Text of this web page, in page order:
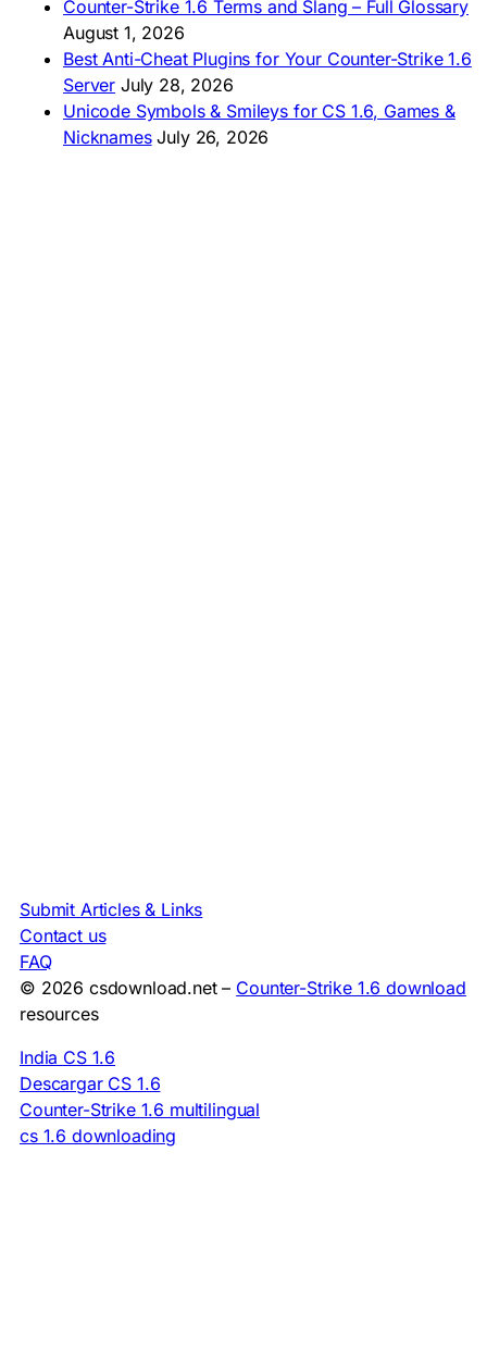
Counter-Strike 1.6 Terms and Slang – Full Glossary
August 1, 2026
Best Anti-Cheat Plugins for Your Counter-Strike 1.6
Server July 28, 2026
Unicode Symbols & Smileys for CS 1.6, Games &
Nicknames July 26, 2026
Submit Articles & Links
Contact us
FAQ
© 2026 csdownload.net – Counter-Strike 1.6 download
resources
India CS 1.6
Descargar CS 1.6
Counter-Strike 1.6 multilingual
cs 1.6 downloading